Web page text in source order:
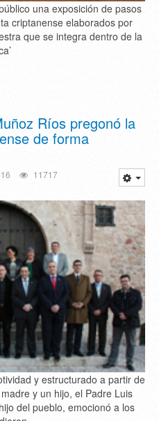
una exposición de pasos
criptanense elaborados por
que se integra dentro de la
Ríos pregonó la
de forma
11717
y estructurado a partir de
y un hijo, el Padre Luis
del pueblo, emocionó a los